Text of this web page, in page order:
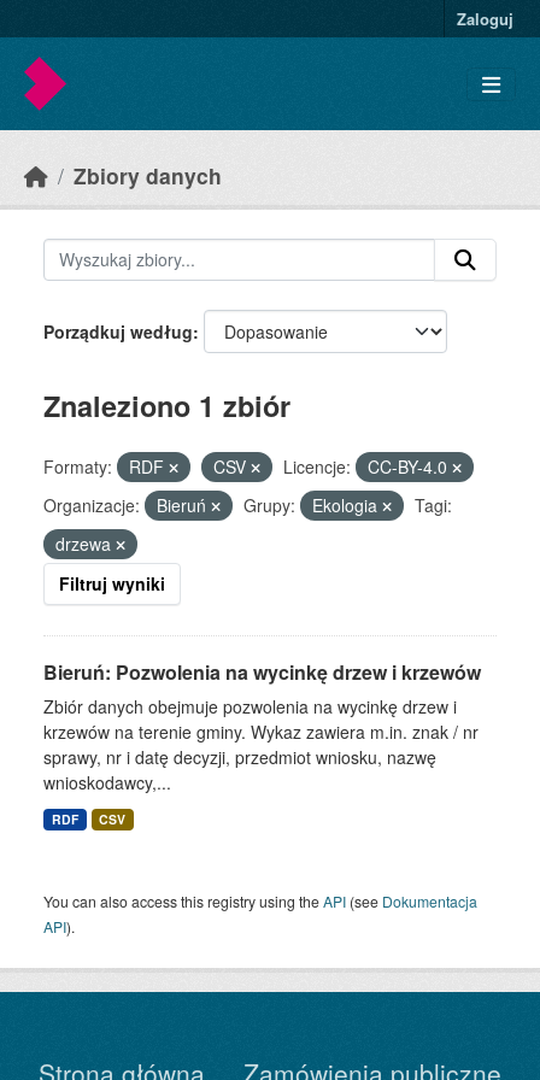
Zaloguj
Zbiory danych
Porządkuj według
Znaleziono 1 zbiór
Formaty: RDF CSV Licencje:
CC-BY-4.0
Organizacje:
Bieruń Grupy: Ekologia
Tagi:
drzewa
Filtruj wyniki
Bieruń: Pozwolenia na wycinkę drzew i krzewów
Zbiór danych obejmuje pozwolenia na wycinkę drzew i
krzewów na terenie gminy. Wykaz zawiera m.in. znak / nr
sprawy, nr i datę decyzji, przedmiot wniosku, nazwę
wnioskodawcy,...
RDF CSV
You can also access this registry using theAPI (see Dokumentacja
API).
Strona główna Zamówienia publiczne